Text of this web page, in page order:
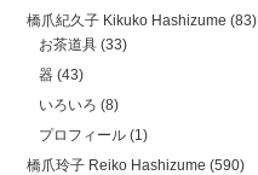
橋爪紀久子 Kikuko Hashizume (83)
お茶道具 (33)
器 (43)
いろいろ (8)
プロフィール (1)
橋爪玲子 Reiko Hashizume (590)